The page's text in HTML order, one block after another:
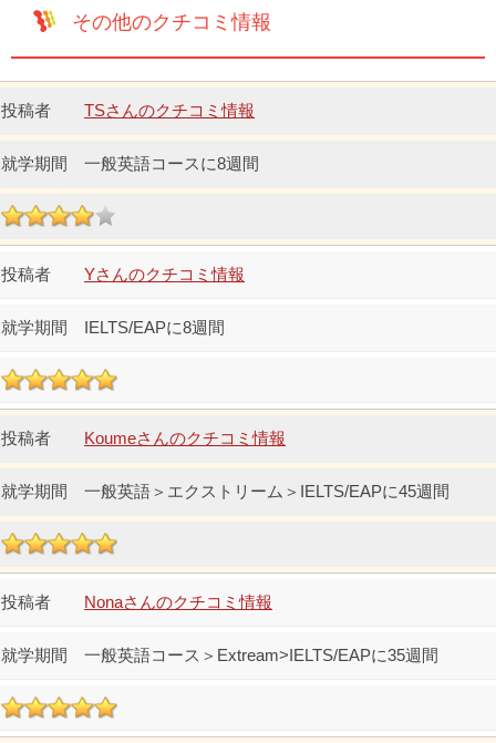
その他のクチコミ情報
TSさんのクチコミ情報
一般英語コースに8週間
Yさんのクチコミ情報
IELTS/EAPに8週間
Koumeさんのクチコミ情報
一般英語＞エクストリーム＞IELTS/EAPに45週間
Nonaさんのクチコミ情報
一般英語コース＞Extream>IELTS/EAPに35週間